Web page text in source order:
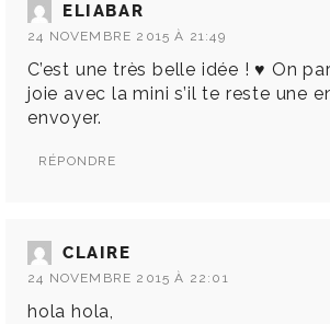
ELIABAR
24 NOVEMBRE 2015 À 21:49
C’est une très belle idée ! ♥ On
joie avec la mini s’il te reste une
envoyer.
RÉPONDRE
CLAIRE
24 NOVEMBRE 2015 À 22:01
hola hola,